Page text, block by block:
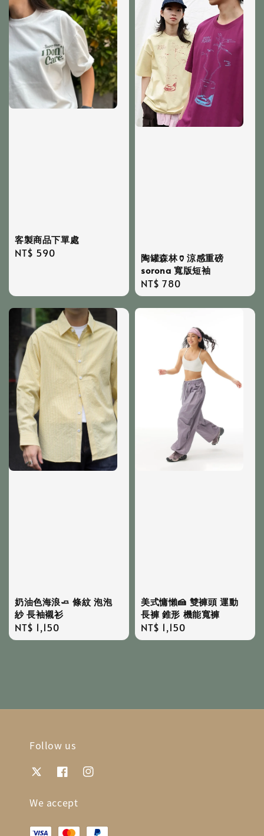
客製商品下單處
Regular
NT$ 590
陶罐森林🏺涼感重磅
sorona 寬版短袖
Regular
price
NT$ 780
奶油色海浪🧈 條紋 泡泡
紗 長袖襯衫
Regular
price
NT$ 1,150
美式慵懶🍰 雙褲頭 運動
長褲 錐形 機能寬褲
Regular
price
NT$ 1,150
Follow us
We accept